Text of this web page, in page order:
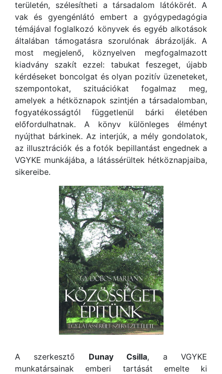
területén, szélesítheti a társadalom látókörét. A
vak és gyengénlátó embert a gyógypedagógia
témájával foglalkozó könyvek és egyéb alkotások
általában támogatásra szorulónak ábrázolják. A
most megjelenő, köznyelven megfogalmazott
kiadvány szakít ezzel: tabukat feszeget, újabb
kérdéseket boncolgat és olyan pozitív üzeneteket,
szempontokat, szituációkat fogalmaz meg,
amelyek a hétköznapok szintjén a társadalomban,
fogyatékosságtól függetlenül bárki életében
előfordulhatnak. A könyv különleges élményt
nyújthat bárkinek. Az interjúk, a mély gondolatok,
az illusztrációk és a fotók bepillantást engednek a
VGYKE munkájába, a látássérültek hétköznapjaiba,
sikereibe.
A szerkesztő Dunay Csilla, a VGYKE
munkatársainak emberi tartását emelte ki